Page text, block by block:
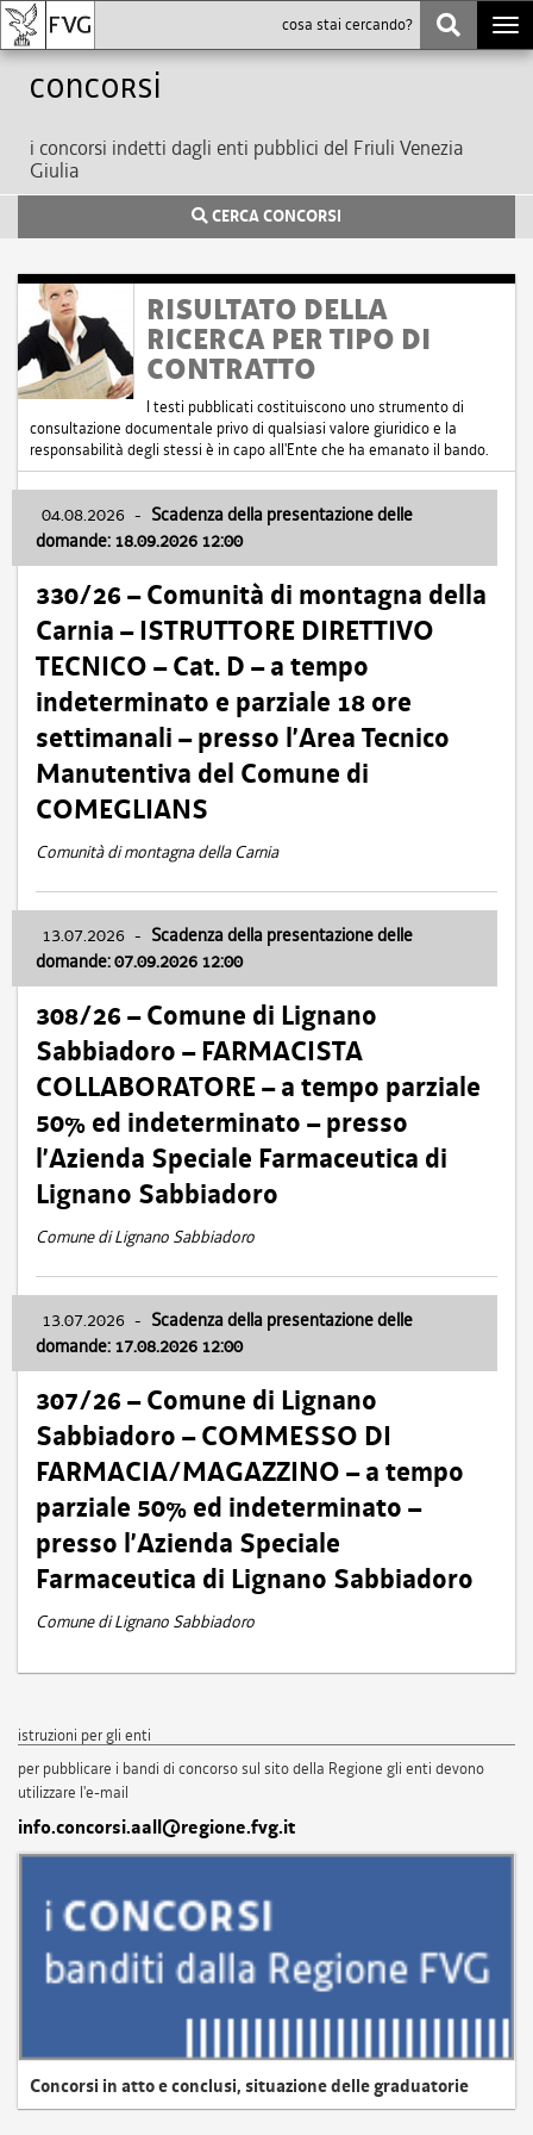
Concorsi
i concorsi indetti dagli enti pubblici del Friuli Venezia
Giulia
CERCA CONCORSI
RISULTATO DELLA
RICERCA PER TIPO DI
CONTRATTO
I testi pubblicati costituiscono uno strumento di
consultazione documentale privo di qualsiasi valore giuridico e la
responsabilità degli stessi è in capo all'Ente che ha emanato il bando.
04.08.2026 - Scadenza della presentazione delle
domande: 18.09.2026 12:00
330/26 – Comunità di montagna della
Carnia – ISTRUTTORE DIRETTIVO
TECNICO – Cat. D – a tempo
indeterminato e parziale 18 ore
settimanali – presso l’Area Tecnico
Manutentiva del Comune di
COMEGLIANS
Comunità di montagna della Carnia
13.07.2026 - Scadenza della presentazione delle
domande: 07.09.2026 12:00
308/26 – Comune di Lignano
Sabbiadoro – FARMACISTA
COLLABORATORE – a tempo parziale
50% ed indeterminato – presso
l’Azienda Speciale Farmaceutica di
Lignano Sabbiadoro
Comune di Lignano Sabbiadoro
13.07.2026 - Scadenza della presentazione delle
domande: 17.08.2026 12:00
307/26 – Comune di Lignano
Sabbiadoro – COMMESSO DI
FARMACIA/MAGAZZINO – a tempo
parziale 50% ed indeterminato –
presso l’Azienda Speciale
Farmaceutica di Lignano Sabbiadoro
Comune di Lignano Sabbiadoro
istruzioni per gli enti
per pubblicare i bandi di concorso sul sito della Regione gli enti devono
utilizzare l'e-mail
info.concorsi.aall@regione.fvg.it
Concorsi in atto e conclusi, situazione delle graduatorie